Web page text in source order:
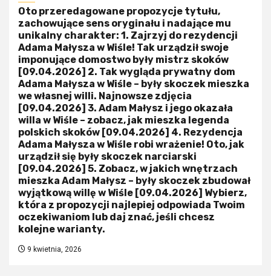
Oto przeredagowane propozycje tytułu,
zachowujące sens oryginału i nadające mu
unikalny charakter: 1. Zajrzyj do rezydencji
Adama Małysza w Wiśle! Tak urządził swoje
imponujące domostwo były mistrz skoków
[09.04.2026] 2. Tak wygląda prywatny dom
Adama Małysza w Wiśle – były skoczek mieszka
we własnej willi. Najnowsze zdjęcia
[09.04.2026] 3. Adam Małysz i jego okazała
willa w Wiśle – zobacz, jak mieszka legenda
polskich skoków [09.04.2026] 4. Rezydencja
Adama Małysza w Wiśle robi wrażenie! Oto, jak
urządził się były skoczek narciarski
[09.04.2026] 5. Zobacz, w jakich wnętrzach
mieszka Adam Małysz – były skoczek zbudował
wyjątkową willę w Wiśle [09.04.2026] Wybierz,
która z propozycji najlepiej odpowiada Twoim
oczekiwaniom lub daj znać, jeśli chcesz
kolejne warianty.
9 kwietnia, 2026